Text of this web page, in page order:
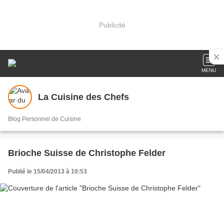
Publicité
MENU
La Cuisine des Chefs
Blog Personnel de Cuisine
Brioche Suisse de Christophe Felder
Publié le 15/04/2013 à 10:53